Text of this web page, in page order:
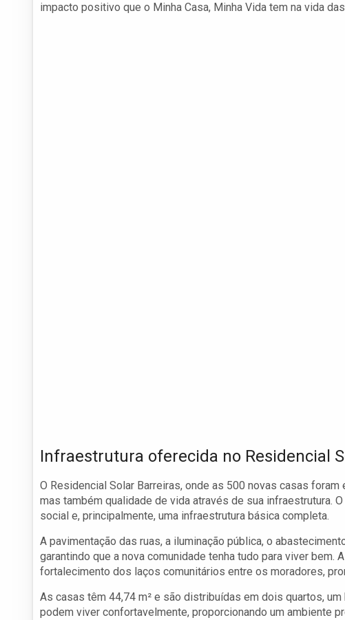
impacto positivo que o Minha Casa, Minha Vida tem na vida
Infraestrutura oferecida no Residencial
O Residencial Solar Barreiras, onde as 500 novas casas
mas também qualidade de vida através de sua infraestrutura.
social e, principalmente, uma infraestrutura básica completa.
A pavimentação das ruas, a iluminação pública, o
garantindo que a nova comunidade tenha tudo para viver
fortalecimento dos laços comunitários entre os moradores,
As casas têm 44,74 m² e são distribuídas em dois quartos,
podem viver confortavelmente, proporcionando um ambiente